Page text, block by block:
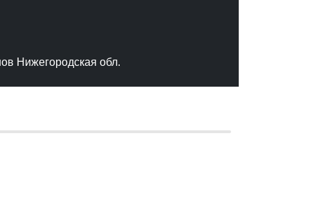
Нижегородская обл.